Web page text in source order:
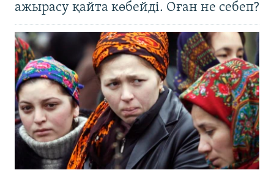
ажырасу қайта көбейді. Оған не себеп?